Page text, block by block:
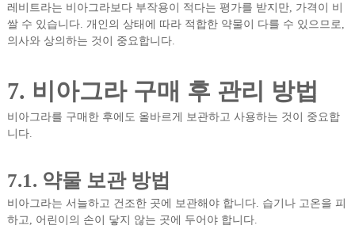
레비트라는 비아그라보다 부작용이 적다는 평가를 받지만, 가격이 비
쌀 수 있습니다. 개인의 상태에 따라 적합한 약물이 다를 수 있으므로,
의사와 상의하는 것이 중요합니다.
7. 비아그라 구매 후 관리 방법
비아그라를 구매한 후에도 올바르게 보관하고 사용하는 것이 중요합
니다.
7.1. 약물 보관 방법
비아그라는 서늘하고 건조한 곳에 보관해야 합니다. 습기나 고온을 피
하고, 어린이의 손이 닿지 않는 곳에 두어야 합니다.